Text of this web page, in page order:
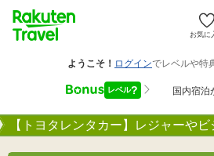
お気に
【トヨタレンタカー】レジャーや